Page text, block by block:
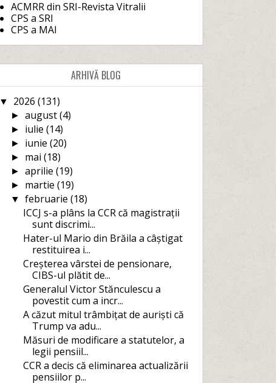
ACMRR din SRI-Revista Vitralii
CPS a SRI
CPS a MAI
ARHIVĂ BLOG
▼ 2026 (131)
► august(4)
► iulie (14)
► iunie (20)
► mai (18)
► aprilie (19)
► martie (19)
▼ februarie (18)
ICCJ s-a plâns la CCR că magistrații
sunt discrimi...
Hater-ul Mario din Brăila a câștigat
restituirea i...
Creșterea vârstei de pensionare,
CIBS-ul plătit de...
Generalul Victor Stănculescu a
povestit cum a incr...
A căzut mitul trâmbițat de auriști că
Trump va adu...
Măsuri de modificare a statutelor, a
legii pensiil...
CCR a decis că eliminarea actualizării
pensiilor p...